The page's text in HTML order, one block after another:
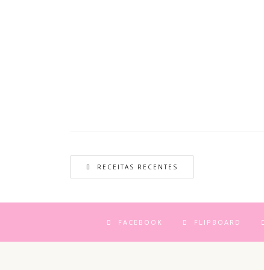
RECEITAS RECENTES
FACEBOOK FLIPBOARD